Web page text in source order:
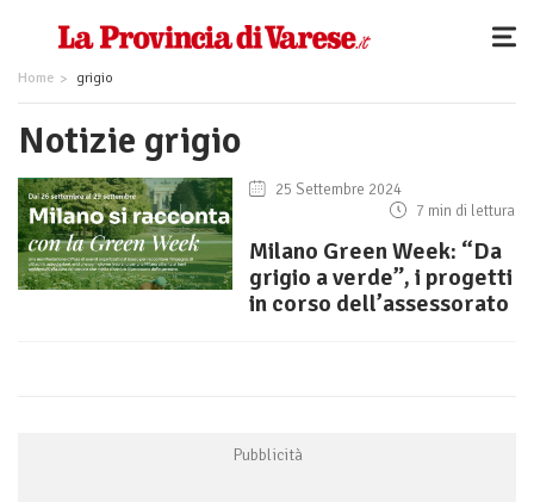
Home grigio
Notizie grigio
25 Settembre 2024
7 min di lettura
Milano Green Week: “Da
grigio a verde”, i progetti
in corso dell’assessorato